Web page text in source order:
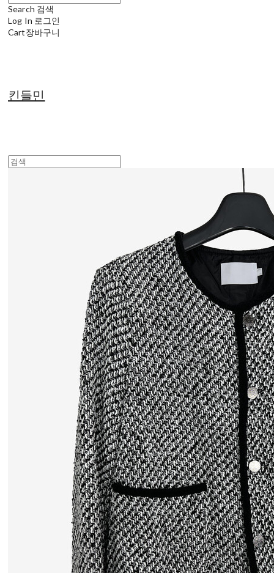
Search 검색
Log In 로그인
Cart장바구니
킨들민